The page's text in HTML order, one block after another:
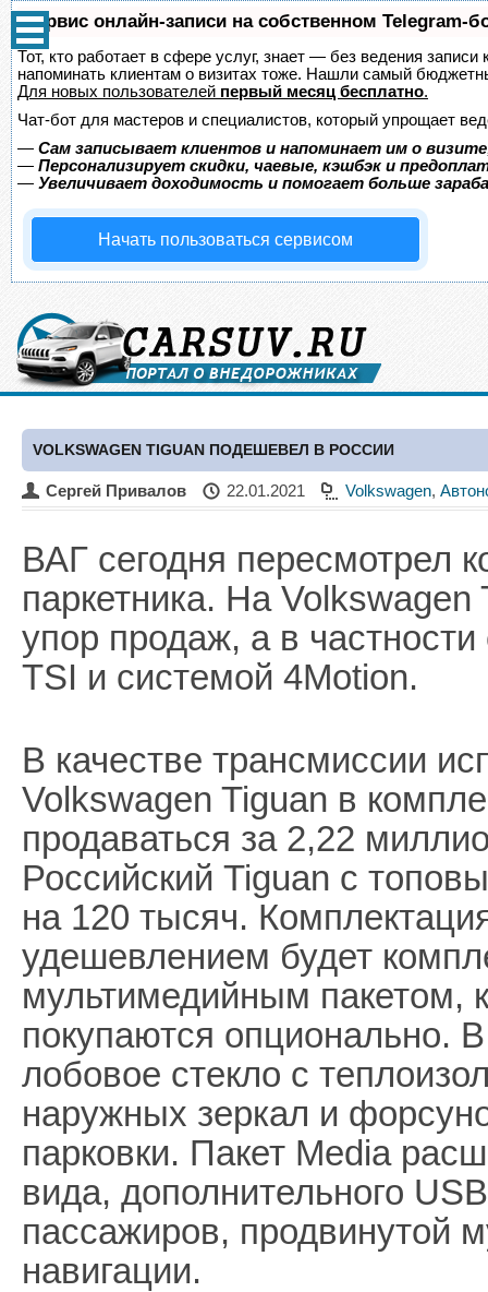
Сервис онлайн-записи на собственном Telegram-
Тот, кто работает в сфере услуг, знает — без ведения
напоминать клиентам о визитах тоже. Нашли самый
Для новых пользователей первый месяц бесплатно.
Чат-бот для мастеров и специалистов, который упрощает
— Сам записывает клиентов и напоминает им о
— Персонализирует скидки, чаевые, кэшбэк и
— Увеличивает доходимость и помогает больше
Начать пользоваться сервисом
VOLKSWAGEN TIGUAN ПОДЕШЕВЕЛ В РОССИИ
Сергей Привалов 22.01.2021 Volkswagen,
ВАГ сегодня пересмотрел
паркетника. На
упор продаж, а в
TSI и системой 4Motion.
В качестве трансмиссии
Volkswagen Tiguan в
продаваться за 2,22
Российский Tiguan с
на 120 тысяч.
удешевлением будет
мультимедийным пакетом,
покупаются опционально.
лобовое стекло с
наружных зеркал и
парковки. Пакет Media
вида, дополнительного
пассажиров, продвинутой
навигации.